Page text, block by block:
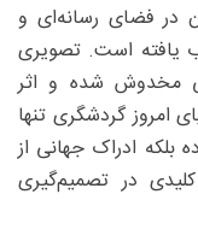
در فضای رسانه‌ای و
یافته است. تصویری
مخدوش شده و اثر
امروز گردشگری تنها
بلکه ادراک جهانی از
در تصمیم‌گیری